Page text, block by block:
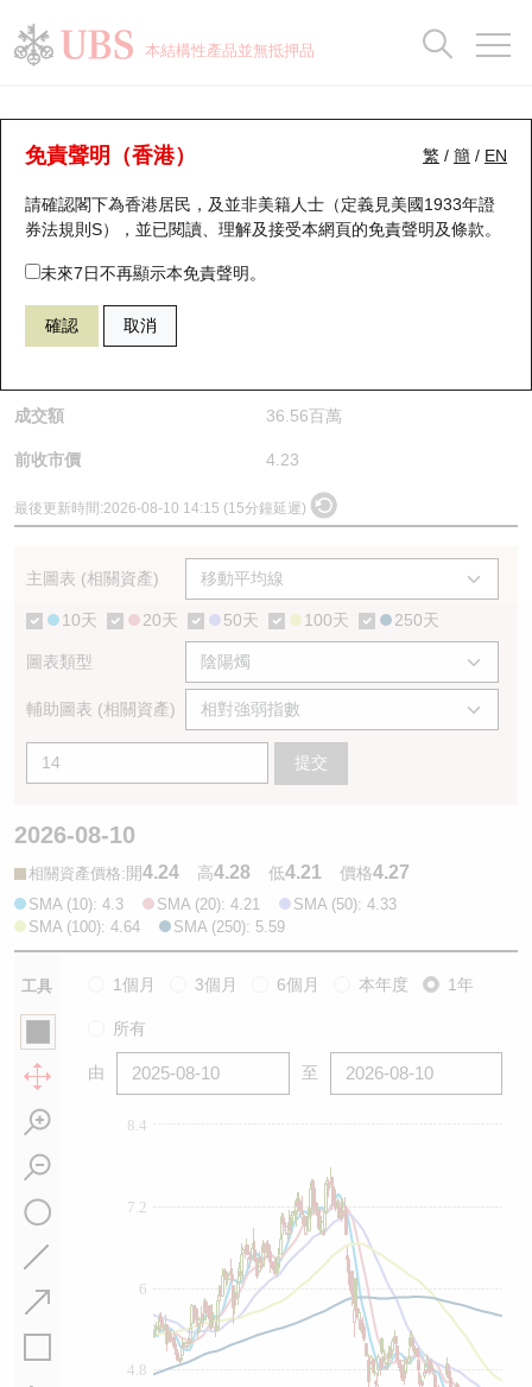
本結構性產品並無抵押品
繁 / 簡 / EN
免責聲明（香港）
請確認閣下為香港居民，及並非美籍人士（定義見美國1933年證
券法規則S），並已閱讀、理解及接受本網頁的免責聲明及條款。
未來7日不再顯示本免責聲明。
確認 取消
正股分析儀
0753 中國國航
(0753) 中國國航
$4.275 0.045
成交額 36.56百萬
前收市價 4.23
最後更新時間:2026-08-10 14:15 (15分鐘延遲)
主圖表 (相關資產)
10天 20天 50天 100天 250天
圖表類型
輔助圖表 (相關資產)
提交
2026-08-10
相關資產價格:開4.24 高4.28 低4.21 價格4.27
SMA (10): 4.3 SMA (20): 4.21
SMA (50): 4.33
SMA (100): 4.64
SMA (250): 5.59
工具 1個月 3個月 6個月 本年度 1年
所有
由 至
4.8
6
7.2
8.4
瑞銀認股證一覽
新發行瑞銀認股證
即將到期認股證
認股證到期結算價查詢
認股證分析儀
引伸波幅比較圖
認股證文件及公告
認股證文件及公告 (瑞信)
街貨統計
比較
牛熊全景快搜
牛熊證搜尋
牛熊證街貨分佈圖
正股牛熊證列表
新發行瑞銀牛熊證
即將到期牛熊證
牛熊證到期結算價查詢
牛熊證分析儀
牛熊證文件及公告
街貨統計
比較
十大升幅/跌幅
十大認股證成交分佈
十天股證佔大市成交
資金流
街貨統計
正股分析儀
二十大活躍股份
恒指成份股
國指成份股
科指成份股
業績及經濟日曆
AH 股價對照
ADR
持股比重
顯示所有持股比重
每月輪證大市專題
輪證專欄
講座及教育短片
認股證投資者教育
牛熊證投資者教育